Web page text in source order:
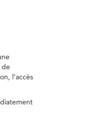
de
l’accès